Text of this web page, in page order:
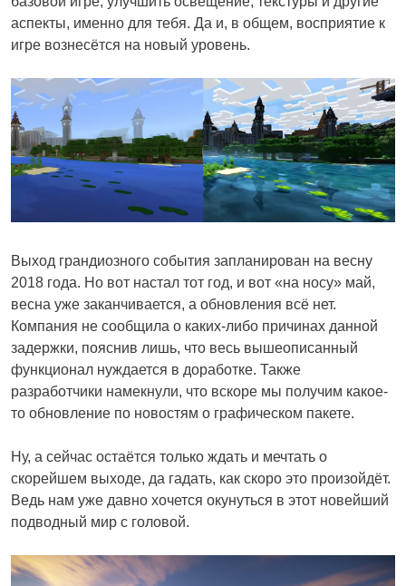
аспекты, именно для тебя. Да и, в общем, восприятие к
игре вознесётся на новый уровень.
Выход грандиозного события запланирован на весну
2018 года. Но вот настал тот год, и вот «на носу» май,
весна уже заканчивается, а обновления всё нет.
Компания не сообщила о каких-либо причинах данной
задержки, пояснив лишь, что весь вышеописанный
функционал нуждается в доработке. Также
разработчики намекнули, что вскоре мы получим какое-
то обновление по новостям о графическом пакете.
Ну, а сейчас остаётся только ждать и мечтать о
скорейшем выходе, да гадать, как скоро это произойдёт.
Ведь нам уже давно хочется окунуться в этот новейший
подводный мир с головой.